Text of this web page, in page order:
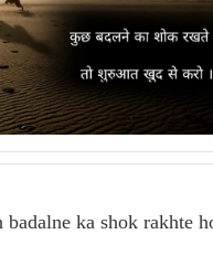
badalne ka shok rakhte